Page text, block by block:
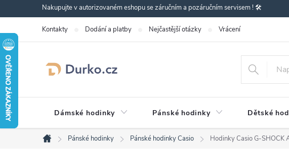
na
obsah
Nakupujte v autorizovaném eshopu se záručním a pozáručním servisem ! 🛠️
Kontakty Dodání a platby Nejčastější otázky Vrácení - výměna zboží
Dámské hodinky Pánské hodinky Dětské
Domů
Pánské hodinky Pánské hodinky Casio Hodinky Casio G-